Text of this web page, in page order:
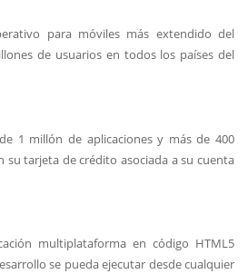
para móviles más extendido del
de usuarios en todos los países del
1 millón de aplicaciones y más de 400
su tarjeta de crédito asociada a su cuenta
multiplataforma en código HTML5
se pueda ejecutar desde cualquier